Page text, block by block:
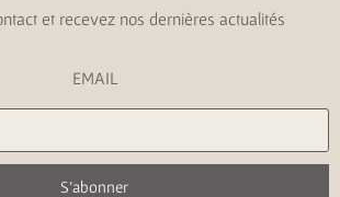
et recevez nos dernières actualités
EMAIL
S'abonner